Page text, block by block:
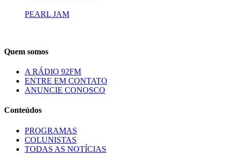
PEARL JAM
Quem somos
A RÁDIO 92FM
ENTRE EM CONTATO
ANUNCIE CONOSCO
Conteúdos
PROGRAMAS
COLUNISTAS
TODAS AS NOTÍCIAS